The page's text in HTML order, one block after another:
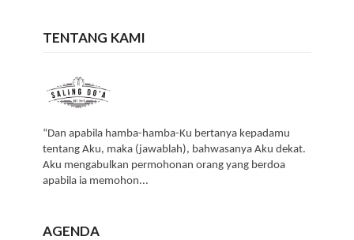
TENTANG KAMI
“Dan apabila hamba-hamba-Ku bertanya kepadamu
tentang Aku, maka (jawablah), bahwasanya Aku dekat.
Aku mengabulkan permohonan orang yang berdoa
apabila ia memohon...
AGENDA